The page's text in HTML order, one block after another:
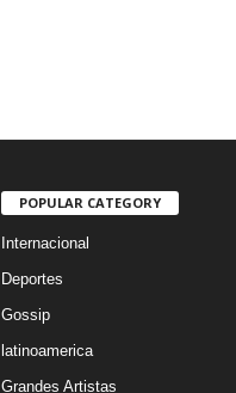
POPULAR CATEGORY
Internacional
Deportes
Gossip
latinoamerica
Grandes Artistas